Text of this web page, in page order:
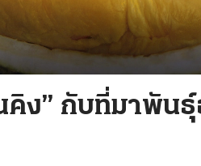
คิง” กับที่มาพัน